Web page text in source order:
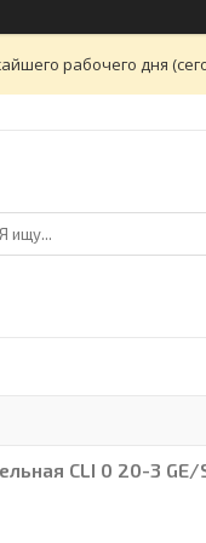
рабочего дня
CLI 0 20-3